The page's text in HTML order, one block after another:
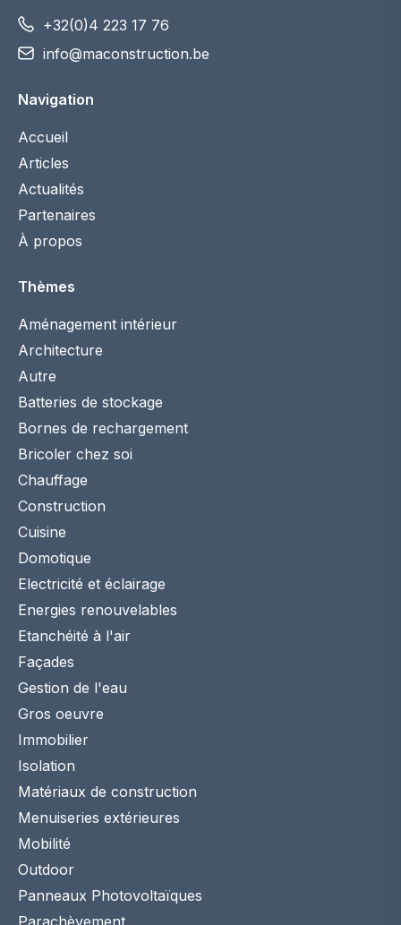
+32(0)4 223 17 76
info@maconstruction.be
Navigation
Accueil
Articles
Actualités
Partenaires
À propos
Thèmes
Aménagement intérieur
Architecture
Autre
Batteries de stockage
Bornes de rechargement
Bricoler chez soi
Chauffage
Construction
Cuisine
Domotique
Electricité et éclairage
Energies renouvelables
Etanchéité à l'air
Façades
Gestion de l'eau
Gros oeuvre
Immobilier
Isolation
Matériaux de construction
Menuiseries extérieures
Mobilité
Outdoor
Panneaux Photovoltaïques
Parachèvement